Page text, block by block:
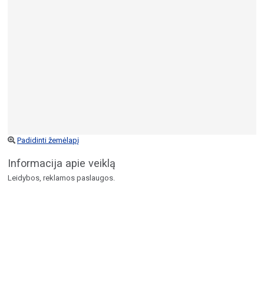
Padidinti žemėlapį
Informacija apie veiklą
Leidybos, reklamos paslaugos.